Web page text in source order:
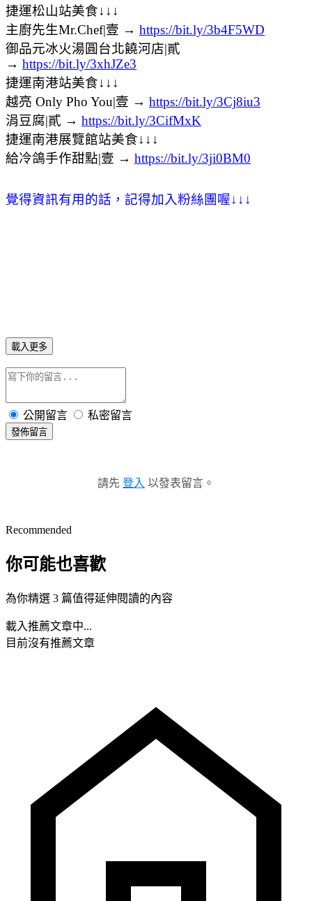
捷運松山站美食↓↓↓
主廚先生Mr.Chef|壹 → https://bit.ly/3b4F5WD
御品元冰火湯圓台北饒河店|貳
→ https://bit.ly/3xhJZe3
捷運南港站美食↓↓↓
越亮 Only Pho You|壹 → https://bit.ly/3Cj8iu3
涓豆腐|貳 → https://bit.ly/3CifMxK
捷運南港展覽館站美食↓↓↓
給冷鴿手作甜點|壹 → https://bit.ly/3ji0BM0
覺得資訊有用的話，記得加入粉絲團喔↓ ↓ ↓
載入更多
公開留言 私密留言
發佈留言
請先 登入 以發表留言。
Recommended
你可能也喜歡
為你精選 3 篇值得延伸閱讀的內容
載入推薦文章中...
目前沒有推薦文章